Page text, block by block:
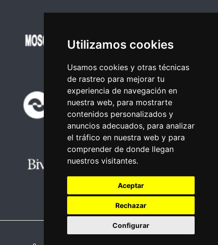
Utilizamos cookies
Usamos cookies y otras técnicas
de rastreo para mejorar tu
experiencia de navegación en
nuestra web, para mostrarte
contenidos personalizados y
anuncios adecuados, para analizar
el tráfico en nuestra web y para
comprender de donde llegan
nuestros visitantes.
Aceptar
Rechazar
Configurar
Nota legal|Política de privacidade